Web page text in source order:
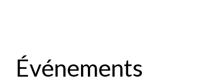
Événements